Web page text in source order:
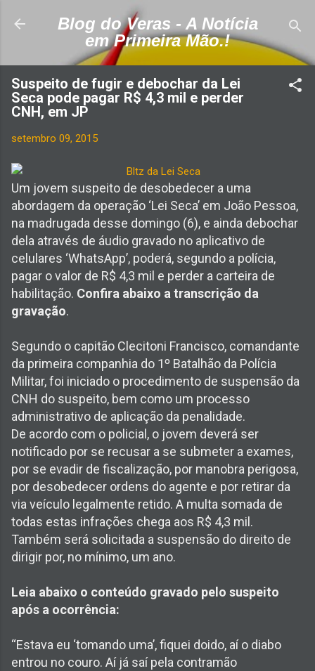
Pular para o conteúdo principal
Blog do Veras - A Notícia
em Primeira Mão.!
Suspeito de fugir e debochar da Lei
Seca pode pagar R$ 4,3 mil e perder
CNH, em JP
setembro 09, 2015
Um jovem suspeito de desobedecer a uma
abordagem da operação ‘Lei Seca’ em João Pessoa,
na madrugada desse domingo (6), e ainda debochar
dela através de áudio gravado no aplicativo de
celulares ‘WhatsApp’, poderá, segundo a polícia,
pagar o valor de R$ 4,3 mil e perder a carteira de
habilitação. Confira abaixo a transcrição da
gravação.
Segundo o capitão Clecitoni Francisco, comandante
da primeira companhia do 1º Batalhão da Polícia
Militar, foi iniciado o procedimento de suspensão da
CNH do suspeito, bem como um processo
administrativo de aplicação da penalidade.
De acordo com o policial, o jovem deverá ser
notificado por se recusar a se submeter a exames,
por se evadir de fiscalização, por manobra perigosa,
por desobedecer ordens do agente e por retirar da
via veículo legalmente retido. A multa somada de
todas estas infrações chega aos R$ 4,3 mil.
Também será solicitada a suspensão do direito de
dirigir por, no mínimo, um ano.
Leia abaixo o conteúdo gravado pelo suspeito
após a ocorrência:
“Estava eu ‘tomando uma’, fiquei doido, aí o diabo
entrou no couro. Aí já saí pela contramão